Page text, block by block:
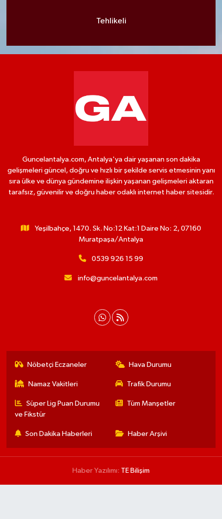
Tehlikeli
Guncelantalya.com, Antalya'ya dair yaşanan son dakika
gelişmeleri güncel, doğru ve hızlı bir şekilde servis etmesinin yanı
sıra ülke ve dünya gündemine ilişkin yaşanan gelişmeleri aktaran
tarafsız, güvenilir ve doğru haber odaklı internet haber sitesidir.
Yeşilbahçe, 1470. Sk. No:12 Kat:1 Daire No: 2, 07160
Muratpaşa/Antalya
0539 926 15 99
info@guncelantalya.com
Nöbetçi Eczaneler Hava Durumu
Namaz Vakitleri Trafik Durumu
Süper Lig Puan Durumu
ve Fikstür
Tüm Manşetler
Son Dakika Haberleri Haber Arşivi
Haber Yazılımı: TE Bilişim